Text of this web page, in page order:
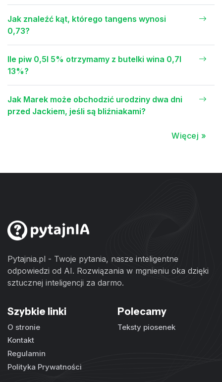
Jak znaleźć kąt, którego tangens wynosi
0,73?
Ile piw 0,5l 5% otrzymamy z butelki wina 0,7l
13%?
Jak Marek może obchodzić urodziny dwa dni
przed Jackiem, jeśli są bliźniakami?
Więcej »
Pytajnia.pl - Twoje pytania, nasze inteligentne
odpowiedzi od AI. Rozwiązania w mgnieniu oka dzięki
sztucznej inteligencji za darmo.
Szybkie linki
O stronie
Kontakt
Regulamin
Polityka Prywatności
Polecamy
Teksty piosenek